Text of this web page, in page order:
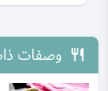
وصفات